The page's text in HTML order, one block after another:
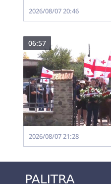
2026/08/07 20:46
06:57
2026/08/07 21:28